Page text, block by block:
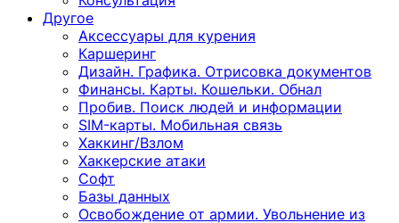
Другoе
Аксессуары для курения
Каршеринг
Дизайн. Графика. Отрисовка документов
Финансы. Карты. Кошельки. Обнал
Пробив. Поиск людей и информации
SIM-карты. Мобильная связь
Хаккинг/Взлом
Хаккерские атаки
Софт
Базы данных
Освобождение от армии. Увольнение из